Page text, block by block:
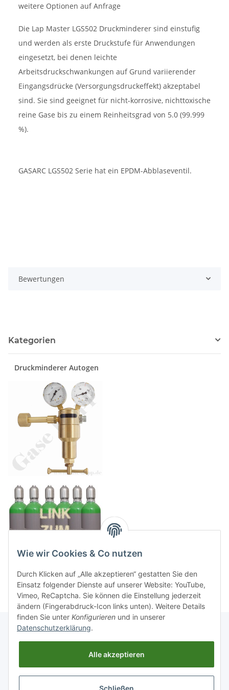
weitere Optionen auf Anfrage
Die Lap Master LGS502 Druckminderer sind einstufig
und werden als erste Druckstufe für Anwendungen
eingesetzt, bei denen leichte
Arbeitsdruckschwankungen auf Grund variierender
Eingangsdrücke (Versorgungsdruckeffekt) akzeptabel
sind. Sie sind geeignet für nicht-korrosive, nichttoxische
reine Gase bis zu einem Reinheitsgrad von 5.0 (99.999
%).
GASARC LGS502 Serie hat ein EPDM-Abblaseventil.
Bewertungen
Kategorien
Druckminderer Autogen
Gesetzliche Informationen
Wie wir Cookies & Co nutzen
Durch Klicken auf „Alle akzeptieren“ gestatten Sie den
Einsatz folgender Dienste auf unserer Website: YouTube,
Vimeo, ReCaptcha. Sie können die Einstellung jederzeit
ändern (Fingerabdruck-Icon links unten). Weitere Details
finden Sie unter Konfigurieren und in unserer
Datenschutzerklärung.
Alle akzeptieren